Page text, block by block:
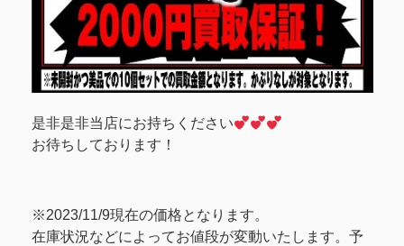
是非是非当店にお持ちください
お待ちしております！
※2023/11/9現在の価格となります。
在庫状況などによってお値段が変動いたします。予